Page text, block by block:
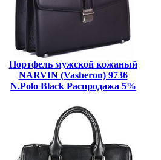
Портфель мужской кожаный
NARVIN (Vasheron) 9736
N.Polo Black Распродажа 5%